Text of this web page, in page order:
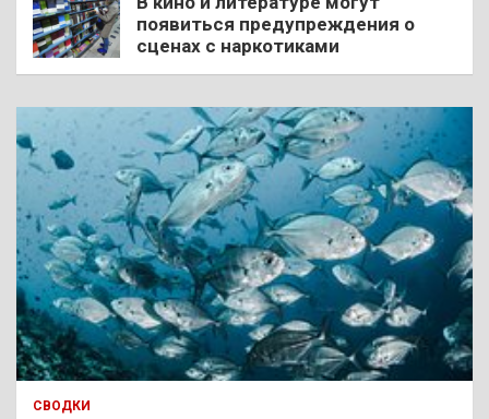
появиться предупреждения о
сценах с наркотиками
СВОДКИ